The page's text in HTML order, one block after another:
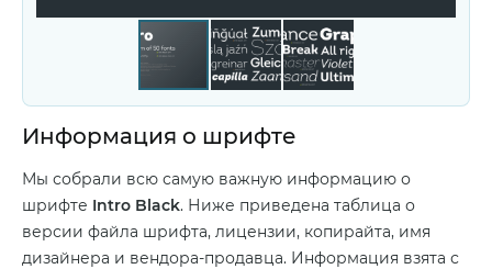
Информация о шрифте
Мы собрали всю самую важную информацию о
шрифте Intro Black. Ниже приведена таблица о
версии файла шрифта, лицензии, копирайта, имя
дизайнера и вендора-продавца. Информация взята с